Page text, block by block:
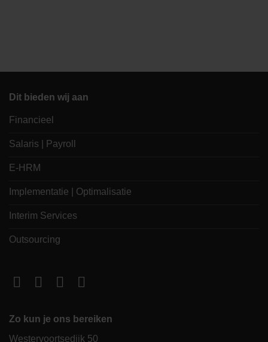
Dit bieden wij aan
Financieel
Salaris | Payroll
E-HRM
Implementatie | Optimalisatie
Interim Services
Outsourcing
Zo kun je ons bereiken
Westervoortsedijk 50